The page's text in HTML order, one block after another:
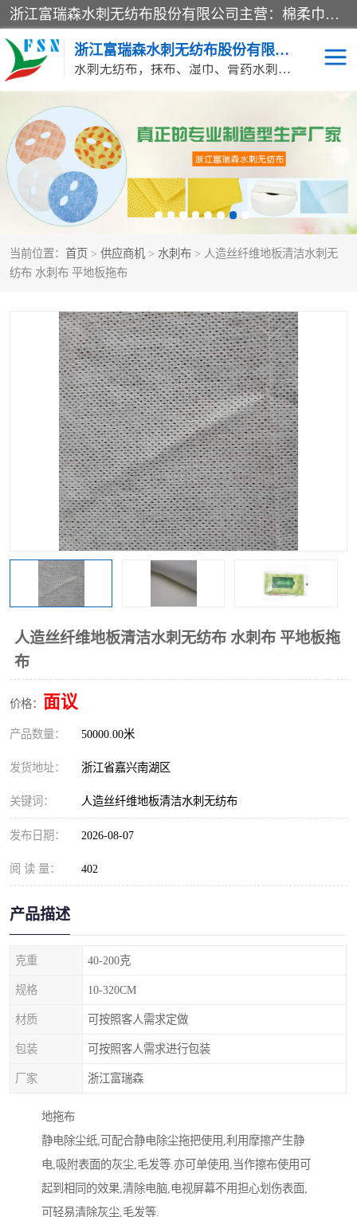
浙江富瑞森水刺无纺布股份有限公司主营：棉柔巾水刺无纺布、水刺布、水刺无纺布、膏药水刺无纺布、清洁抹布、湿巾、针刺无纺布、珍珠纹水刺无纺布、无纺布清洁抹布等产品。浙江富瑞森水刺无纺布股份有限公司积倡导由工程师全面负责生产工艺、产品质量检测的管理模式，通过ISO9001质量体系认证。
浙江富瑞森水刺无纺布股份有限公司
水刺无纺布，抹布、湿巾、膏药水刺无纺布、棉柔巾水刺无纺布、水刺布
当前位置： 首页 > 供应商机 > 水刺布 > 人造丝纤维地板清洁水刺无
纺布 水刺布 平地板拖布
人造丝纤维地板清洁水刺无纺布 水刺布 平地板拖
布
价格： 面议
产品数量： 50000.00米
发货地址： 浙江省嘉兴南湖区
关键词： 人造丝纤维地板清洁水刺无纺布
发布日期： 2026-08-07
阅 读 量： 402
产品描述
克重 40-200克
规格 10-320CM
材质 可按照客人需求定做
包装 可按照客人需求进行包装
厂家 浙江富瑞森
地拖布
静电除尘纸,可配合静电除尘拖把使用,利用摩擦产生静
电,吸附表面的灰尘,毛发等.亦可单使用,当作擦布使用可
起到相同的效果,清除电脑,电视屏幕不用担心划伤表面,
可轻易清除灰尘,毛发等.
水刺布 巴布贴水刺布
PVC革基布 无纺布清洁抹布
防护口罩帽子床单 抗菌等功能性产品
多种清洁尘掸 珍珠纹水刺无纺布
膏药水刺无纺布 湿巾
棉柔巾水刺无纺布 印花压花复合布
水刺无纺布 地拖布
懒人抹布 清洁抹布